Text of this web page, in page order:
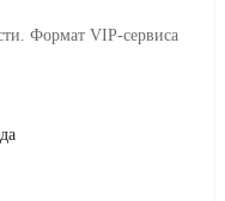
Формат VIP-сервиса